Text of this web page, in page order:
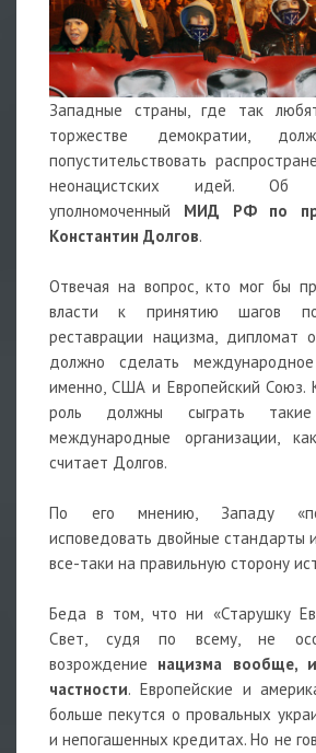
Западные страны, где так
торжестве демократии,
попустительствовать
неонацистских идей. Об
уполномоченный МИД РФ по
Константин Долгов.
Отвечая на вопрос, кто мог бы
власти к принятию шагов
реставрации нацизма, дипломат
должно сделать
именно, США и Европейский Союз.
роль должны сыграть такие
международные организации,
считает Долгов.
По его мнению, Западу
исповедовать двойные стандарты
все-таки на правильную сторону
Беда в том, что ни «Старушку
Свет, судя по всему, не
возрождение нацизма вообще,
частности. Европейские и
больше пекутся о провальных
и непогашенных кредитах. Но не